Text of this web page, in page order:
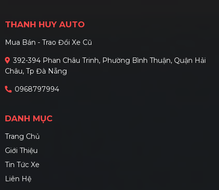
THANH HUY AUTO
Mua Bán - Trao Đổi Xe Cũ
392-394 Phan Châu Trinh, Phường Bình Thuận, Quận Hải
Châu, Tp Đà Nẵng
0968797994
DANH MỤC
Trang Chủ
Giới Thiệu
Tin Tức Xe
Liên Hệ